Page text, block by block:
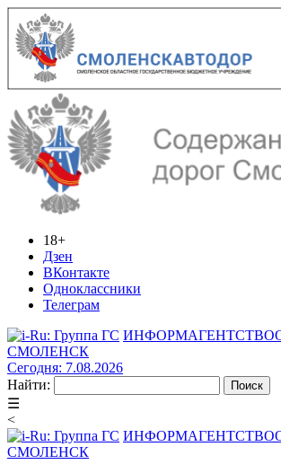
18+
Дзен
ВКонтакте
Одноклассники
Телеграм
ИНФОРМАГЕНТСТВО
СМОЛЕНСК
Сегодня: 7.08.2026
Найти:
☰
<
ИНФОРМАГЕНТСТВО
СМОЛЕНСК